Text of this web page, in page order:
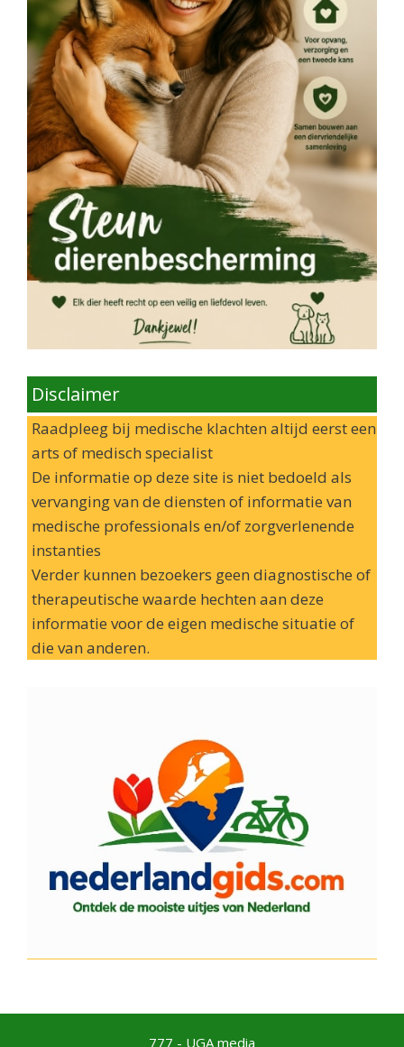
Disclaimer
Raadpleeg bij medische klachten altijd eerst een
arts of medisch specialist
De informatie op deze site is niet bedoeld als
vervanging van de diensten of informatie van
medische professionals en/of zorgverlenende
instanties
Verder kunnen bezoekers geen diagnostische of
therapeutische waarde hechten aan deze
informatie voor de eigen medische situatie of
die van anderen.
777 - UGA media